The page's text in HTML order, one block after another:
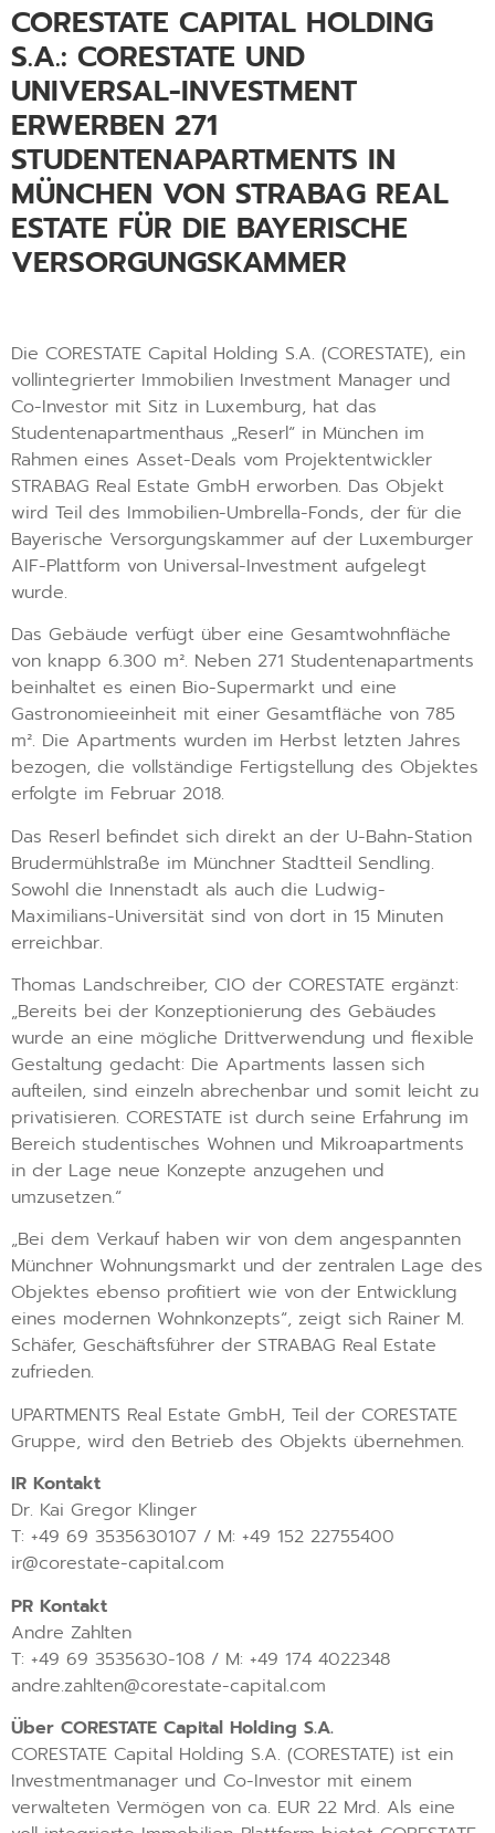
CORESTATE CAPITAL HOLDING
S.A.: CORESTATE UND
UNIVERSAL-INVESTMENT
ERWERBEN 271
STUDENTENAPARTMENTS IN
MÜNCHEN VON STRABAG REAL
ESTATE FÜR DIE BAYERISCHE
VERSORGUNGSKAMMER
Die CORESTATE Capital Holding S.A. (CORESTATE), ein
vollintegrierter Immobilien Investment Manager und
Co-Investor mit Sitz in Luxemburg, hat das
Studentenapartmenthaus „Reserl“ in München im
Rahmen eines Asset-Deals vom Projektentwickler
STRABAG Real Estate GmbH erworben. Das Objekt
wird Teil des Immobilien-Umbrella-Fonds, der für die
Bayerische Versorgungskammer auf der Luxemburger
AIF-Plattform von Universal-Investment aufgelegt
wurde.
Das Gebäude verfügt über eine Gesamtwohnfläche
von knapp 6.300 m². Neben 271 Studentenapartments
beinhaltet es einen Bio-Supermarkt und eine
Gastronomieeinheit mit einer Gesamtfläche von 785
m². Die Apartments wurden im Herbst letzten Jahres
bezogen, die vollständige Fertigstellung des Objektes
erfolgte im Februar 2018.
Das Reserl befindet sich direkt an der U-Bahn-Station
Brudermühlstraße im Münchner Stadtteil Sendling.
Sowohl die Innenstadt als auch die Ludwig-
Maximilians-Universität sind von dort in 15 Minuten
erreichbar.
Thomas Landschreiber, CIO der CORESTATE ergänzt:
„Bereits bei der Konzeptionierung des Gebäudes
wurde an eine mögliche Drittverwendung und flexible
Gestaltung gedacht: Die Apartments lassen sich
aufteilen, sind einzeln abrechenbar und somit leicht zu
privatisieren. CORESTATE ist durch seine Erfahrung im
Bereich studentisches Wohnen und Mikroapartments
in der Lage neue Konzepte anzugehen und
umzusetzen.“
„Bei dem Verkauf haben wir von dem angespannten
Münchner Wohnungsmarkt und der zentralen Lage des
Objektes ebenso profitiert wie von der Entwicklung
eines modernen Wohnkonzepts“, zeigt sich Rainer M.
Schäfer, Geschäftsführer der STRABAG Real Estate
zufrieden.
UPARTMENTS Real Estate GmbH, Teil der CORESTATE
Gruppe, wird den Betrieb des Objekts übernehmen.
IR Kontakt
Dr. Kai Gregor Klinger
T: +49 69 3535630107 / M: +49 152 22755400
ir@corestate-capital.com
PR Kontakt
Andre Zahlten
T: +49 69 3535630-108 / M: +49 174 4022348
andre.zahlten@corestate-capital.com
Über CORESTATE Capital Holding S.A.
CORESTATE Capital Holding S.A. (CORESTATE) ist ein
Investmentmanager und Co-Investor mit einem
verwalteten Vermögen von ca. EUR 22 Mrd. Als eine